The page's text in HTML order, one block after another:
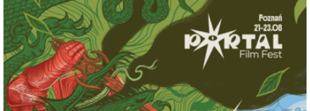
których kocia natura i niezależność są wystawiane na
próbę. Dryfując przez mistyczne, zalane wodą krajobrazy,
zwierzęta wspólnie mierzą się z grozą żywiołu i coraz to
większymi wyzwaniami. Niebezpieczna żegluga powoli
zamienia się w symboliczną podróż, w której każdy
przechodzi przemianę charakteru i odkrywa w sobie nowe
rodzaje wrażliwości.